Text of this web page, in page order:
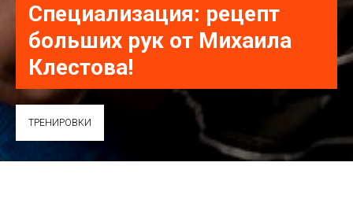
Специализация: рецепт
больших рук от Михаила
Клестова!
ТРЕНИРОВКИ